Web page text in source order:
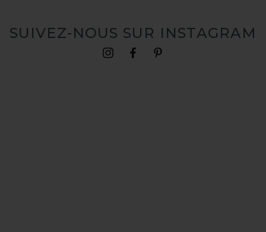
SUIVEZ-NOUS SUR INSTAGRAM